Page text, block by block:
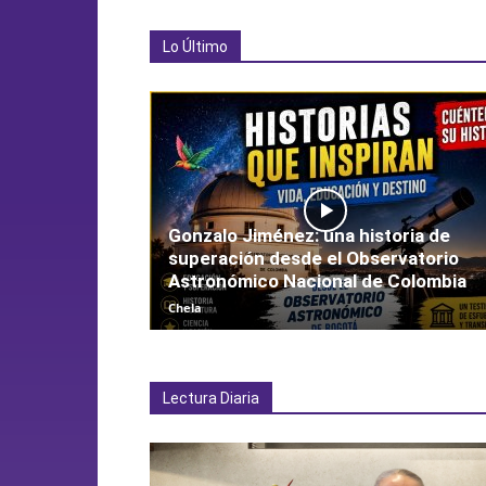
Lo Último
Gonzalo Jiménez: una historia de
superación desde el Observatorio
Astronómico Nacional de Colombia
Chela
Lectura Diaria